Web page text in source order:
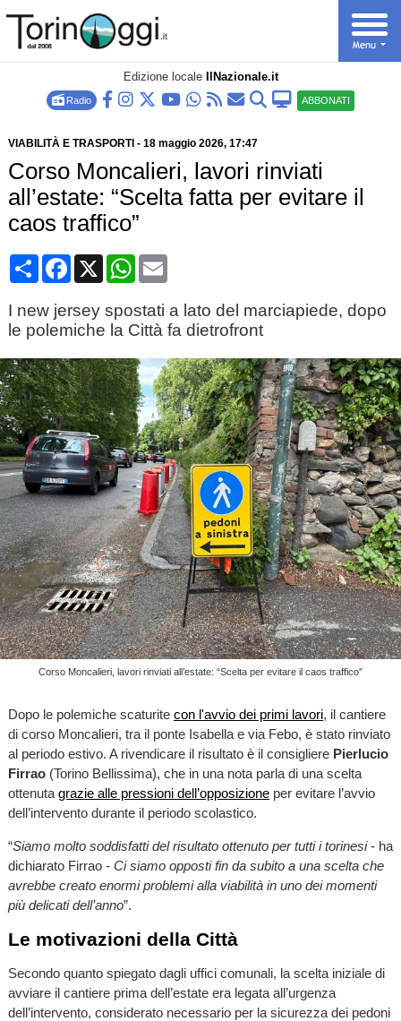
Edizione locale IlNazionale.it
Radio ABBONATI
VIABILITÀ E TRASPORTI - 18 maggio 2026, 17:47
Corso Moncalieri, lavori rinviati
all’estate: “Scelta fatta per evitare il
caos traffico”
CondividiFacebook
X WhatsApp
Email
I new jersey spostati a lato del marciapiede, dopo
le polemiche la Città fa dietrofront
Corso Moncalieri, lavori rinviati all’estate: “Scelta per evitare il caos traffico”
Dopo le polemiche scaturite con l'avvio dei primi lavori, il cantiere
di corso Moncalieri, tra il ponte Isabella e via Febo, è stato rinviato
al periodo estivo. A rivendicare il risultato è il consigliere Pierlucio
Firrao(Torino Bellissima), che in una nota parla di una scelta
ottenuta grazie alle pressioni dell’opposizioneper evitare l’avvio
dell’intervento durante il periodo scolastico.
“Siamo molto soddisfatti del risultato ottenuto per tutti i torinesi- ha
dichiarato Firrao - Ci siamo opposti fin da subito a una scelta che
avrebbe creato enormi problemi alla viabilità in uno dei momenti
più delicati dell’anno”.
Le motivazioni della Città
Secondo quanto spiegato dagli uffici comunali, la scelta iniziale di
avviare il cantiere prima dell’estate era legata all’urgenza
dell’intervento, considerato necessario per la sicurezza dei pedoni